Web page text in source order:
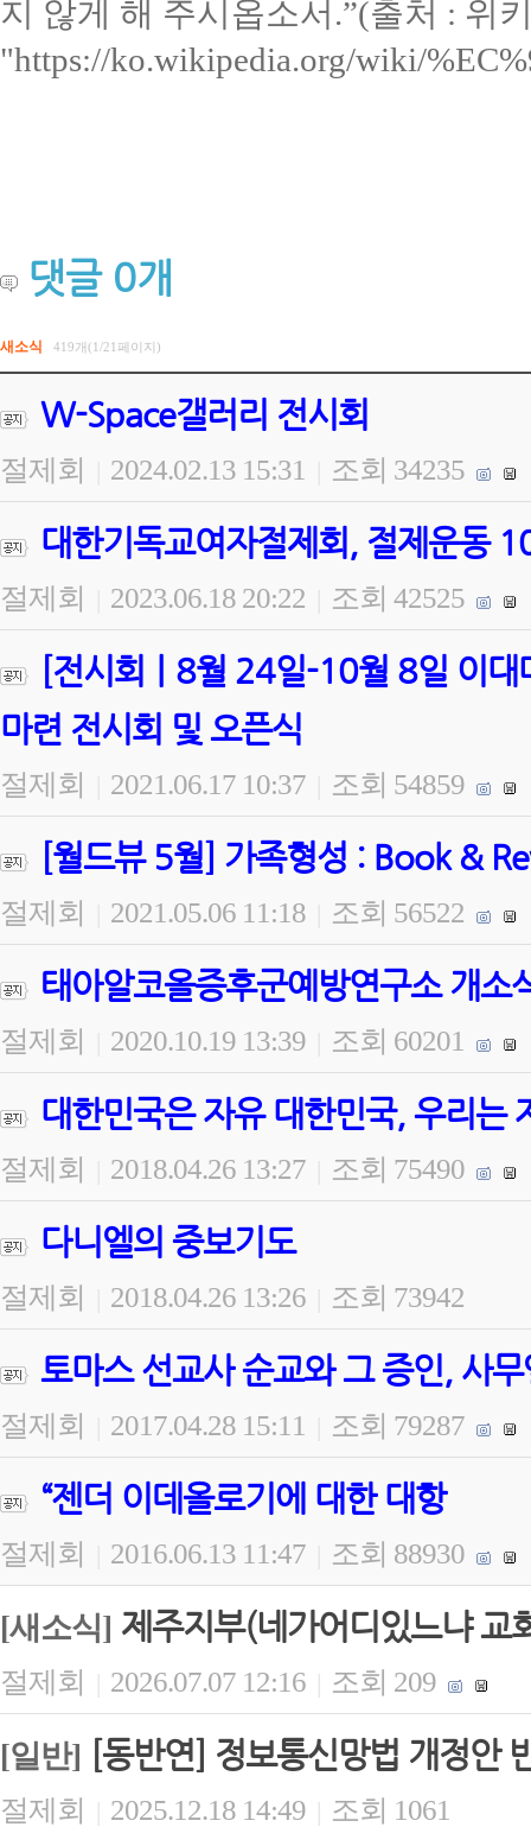
지 않게 해 주시옵소서.”(출처 : 위
"https://ko.wikipedia.org/wiki/
댓글 0개
새소식 419개(1/21페이지)
W-Space갤러리 전시회
절제회 2024.02.13 15:31 조회 34235
대한기독교여자절제회, 절제운동
절제회 2023.06.18 20:22 조회 42525
[전시회ㅣ8월 24일-10월 8일 이대
마련 전시회 및 오픈식
절제회 2021.06.17 10:37 조회 54859
[월드뷰 5월] 가족형성 : Book &
절제회 2021.05.06 11:18 조회 56522
태아알코올증후군예방연구소 개소
절제회 2020.10.19 13:39 조회 60201
대한민국은 자유 대한민국, 우리는
절제회 2018.04.26 13:27 조회 75490
다니엘의 중보기도
절제회 2018.04.26 13:26 조회 73942
토마스 선교사 순교와 그 증인, 사
절제회 2017.04.28 15:11 조회 79287
“젠더 이데올로기에 대한 대항
절제회 2016.06.13 11:47 조회 88930
[새소식] 제주지부(네가어디있느냐 교
절제회 | 2026.07.07 12:16 | 조회 209
[일반] [동반연] 정보통신망법 개정안
절제회 | 2025.12.18 14:49 | 조회 1061